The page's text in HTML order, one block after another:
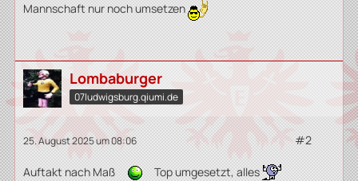
Mannschaft nur noch umsetzen
Lombaburger
07ludwigsburg.qiumi.de
25. August 2025 um 08:06 #2
Auftakt nach Maß
Top umgesetzt, alles